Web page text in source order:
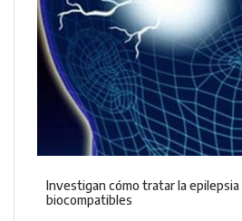
Investigan cómo tratar la
biocompatibles